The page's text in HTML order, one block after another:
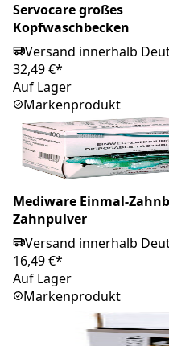
Servocare großes
Kopfwaschbecken
Versand innerhalb
32,49 €*
Auf Lager
Markenprodukt
Mediware Einmal-
Zahnpulver
Versand innerhalb
16,49 €*
Auf Lager
Markenprodukt